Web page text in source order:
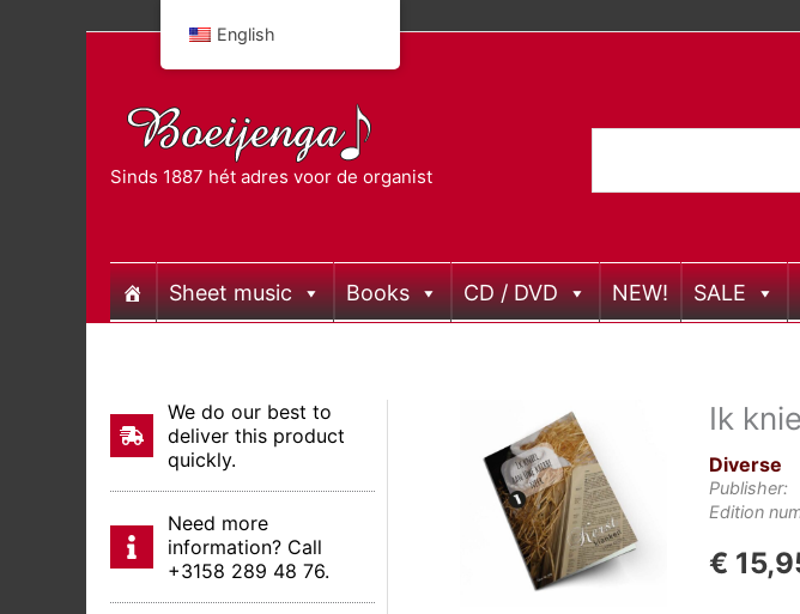
Sinds 1887 hét adres voor de organist
Sheet music Books CD / DVD NEW! SALE
We do our best to
deliver this product
quickly.
Need more
information? Call
+3158 289 48 76.
Ik
Diverse
Publisher:
Edition
€
English